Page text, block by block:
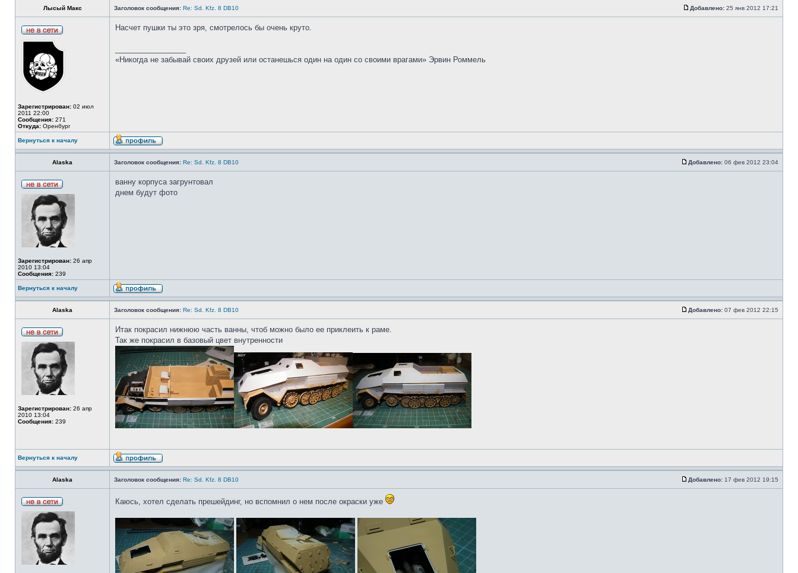
Лысый Макс Заголовок сообщения: Re: Sd. Kfz. 8 DB10 Добавлено: 25 янв 2012 17:21
Зарегистрирован: 02 июл
2011 22:00
Сообщения: 271
Откуда: Оренбург
Насчет пушки ты это зря, смотрелось бы очень круто.
«Никогда не забывай своих друзей или останешься один на один со своими врагами» Эрвин Роммель
Вернуться к началу
Alaska Заголовок сообщения: Re: Sd. Kfz. 8 DB10 Добавлено: 06 фев 2012 23:04
Зарегистрирован: 26 апр
2010 13:04
Сообщения: 239
ванну корпуса загрунтовал
днем будут фото
Вернуться к началу
Alaska Заголовок сообщения: Re: Sd. Kfz. 8 DB10 Добавлено: 07 фев 2012 22:15
Зарегистрирован: 26 апр
2010 13:04
Сообщения: 239
Итак покрасил нижнюю часть ванны, чтоб можно было ее приклеить к раме.
Так же покрасил в базовый цвет внутренности
Вернуться к началу
Alaska Заголовок сообщения: Re: Sd. Kfz. 8 DB10 Добавлено: 17 фев 2012 19:15
Каюсь, хотел сделать прешейдинг, но вспомнил о нем после окраски уже